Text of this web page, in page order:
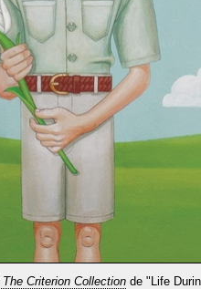
The Criterion Collectionde "Life